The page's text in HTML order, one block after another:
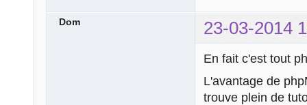
Dom 23-03-2014
En fait c'est tout
L'avantage de
trouve plein de